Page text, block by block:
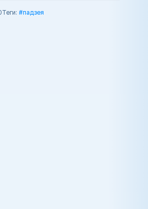
Теги: #падзея